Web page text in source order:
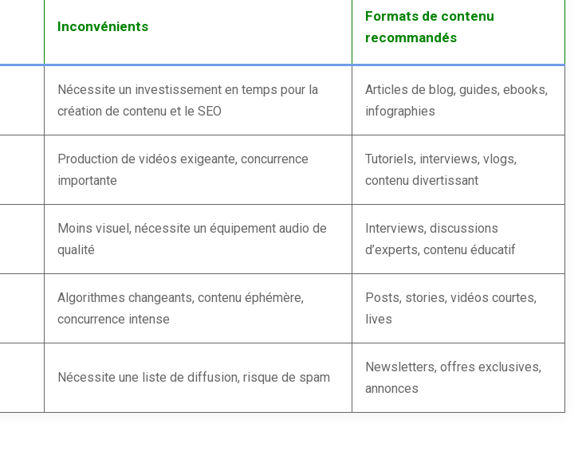
Inconvénients
Formats de contenu
recommandés
Nécessite un investissement en temps pour la
création de contenu et le SEO
Articles de blog, guides, ebooks,
infographies
Production de vidéos exigeante, concurrence
importante
Tutoriels, interviews, vlogs,
contenu divertissant
Moins visuel, nécessite un équipement audio de
qualité
Interviews, discussions
d’experts, contenu éducatif
Algorithmes changeants, contenu éphémère,
concurrence intense
Posts, stories, vidéos courtes,
lives
Nécessite une liste de diffusion, risque de spam
Newsletters, offres exclusives,
annonces